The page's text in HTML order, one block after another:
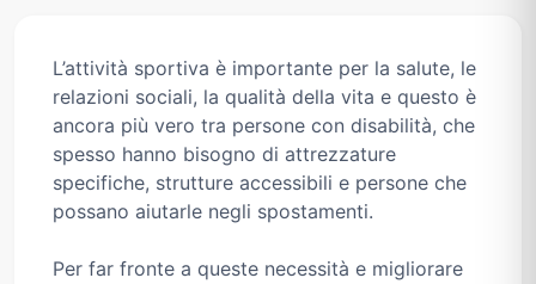
L’attività sportiva è importante per la salute, le
relazioni sociali, la qualità della vita e questo è
ancora più vero tra persone con disabilità, che
spesso hanno bisogno di attrezzature
specifiche, strutture accessibili e persone che
possano aiutarle negli spostamenti.
Per far fronte a queste necessità e migliorare